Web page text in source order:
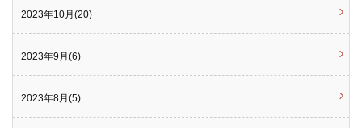
2023年10月(20)
2023年9月(6)
2023年8月(5)